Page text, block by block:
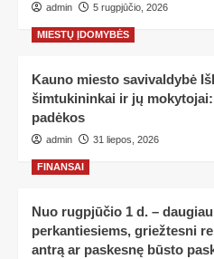
admin 5 rugpjūčio, 2026
MIESTŲ ĮDOMYBĖS
Kauno miesto savivaldybė
šimtukininkai ir jų
padėkos
admin 31 liepos, 2026
FINANSAI
Nuo rugpjūčio 1 d. –
perkantiesiems, griežtesni
antrą ar paskesnę būsto